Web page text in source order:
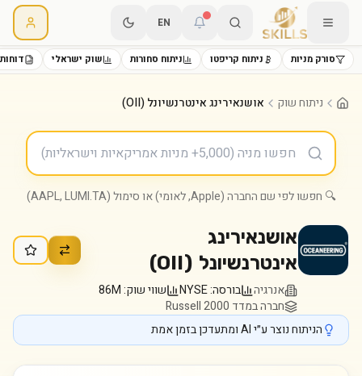
EN
סורק מניות ניתוח קריפטו ניתוח סחורות שוק ישראלי
ניתוח שוק אושנאירינג אינטרנשיונל (OII)
🔍 חפשו לפי שם החברה (Apple, לאומי) או סימול (AAPL, LUMI.TA)
אושנאירינג
אינטרנשיונל (
OII
)
אנרגיה בורסה:NYSE שווי שוק:86M
חברה במדד Russell 2000
הניתוח נוצר ע״י AI ומתעדכן בזמן אמת